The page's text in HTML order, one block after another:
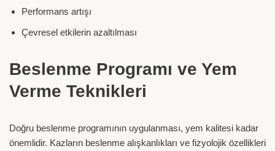
Performans artışı
Çevresel etkilerin azaltılması
Beslenme Programı ve Yem
Verme Teknikleri
Doğru beslenme programının uygulanması, yem kalitesi kadar
önemlidir. Kazların beslenme alışkanlıkları ve fizyolojik özellikleri